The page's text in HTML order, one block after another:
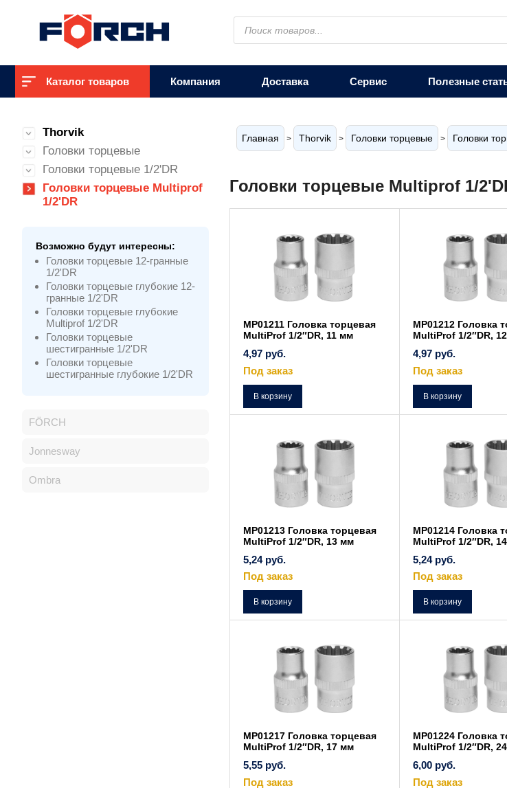
Поиск
товаров
Каталог товаров Компания Доставка Сервис Полезные
Главная > Thorvik > Головки торцевые > Головки
Головки торцевые Multiprof 1/
MP01211 Головка торцевая
MultiProf 1/2″DR, 11 мм
4,97 руб.
Под заказ
В корзину
MP01212 Головка
MultiProf 1/2″DR,
4,97 руб.
Под заказ
В корзину
MP01213 Головка торцевая
MultiProf 1/2″DR, 13 мм
5,24 руб.
Под заказ
В корзину
MP01214 Головка
MultiProf 1/2″DR,
5,24 руб.
Под заказ
В корзину
MP01217 Головка торцевая
MultiProf 1/2″DR, 17 мм
5,55 руб.
Под заказ
MP01224 Головка
MultiProf 1/2″DR,
6,00 руб.
Под заказ
Thorvik
Головки торцевые
Головки торцевые 1/2'DR
Головки торцевые Multiprof
1/2'DR
Возможно будут интересны:
Головки торцевые 12-гранные
1/2'DR
Головки торцевые глубокие 12-
гранные 1/2'DR
Головки торцевые глубокие
Multiprof 1/2'DR
Головки торцевые
шестигранные 1/2'DR
Головки торцевые
шестигранные глубокие 1/2'DR
FÖRCH
Jonnesway
Ombra